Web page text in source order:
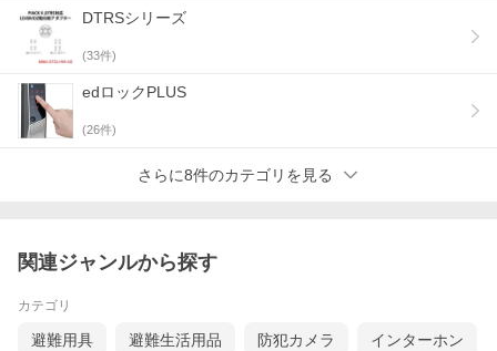
DTRSシリーズ
(33件)
edロックPLUS
(26件)
さらに8件のカテゴリを見る
関連ジャンルから探す
カテゴリ
避難用具 避難生活用品 防犯カメラ インターホン